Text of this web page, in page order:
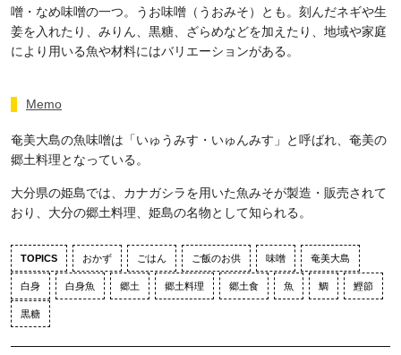
噌・なめ味噌の一つ。うお味噌（うおみそ）とも。刻んだネギや生
姜を入れたり、みりん、黒糖、ざらめなどを加えたり、地域や家庭
により用いる魚や材料にはバリエーションがある。
Memo
奄美大島の魚味噌は「いゅうみす・いゅんみす」と呼ばれ、奄美の
郷土料理となっている。
大分県の姫島では、カナガシラを用いた魚みそが製造・販売されて
おり、大分の郷土料理、姫島の名物として知られる。
TOPICS おかず ごはん ご飯のお供 味噌 奄美大島
白身 白身魚 郷土 郷土料理 郷土食 魚 鯛 鰹節
黒糖